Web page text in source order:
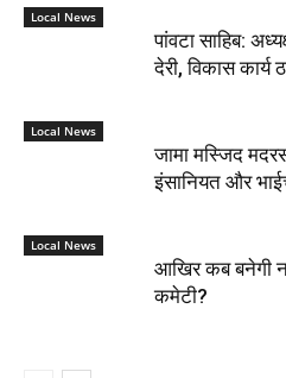
Local News
पांवटा साहिब:
देरी, विकास कार्य
Local News
जामा मस्जिद
इंसानियत और
Local News
आखिर कब बनेगी
कमेटी?